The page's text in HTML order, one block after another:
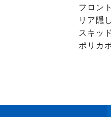
フロン
リア隠
スキッ
ポリカ